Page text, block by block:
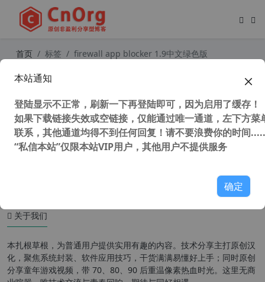
首页 标签 firewall app blocker 1.9中文绿色版
独家自适应系统 Firewall App Blocke
自带防火墙配置软件 批量配置本地防
火墙
关于我们
本扎根草根，为普通用户提供实用有趣的内容。技术分享主打原创汉
化，聚焦系统封装、软件应用技巧，干货满满易懂好上手；同时原创
分享童年游戏视频，带 70、80、90 后重温像素热血时光。这里无商
本站通知
登陆显示不正常，刷新一下再登陆即可，因为启用了缓存！
如果下载链接失效或空链接，仅能通过唯一通道，左下方菜
联系，其他通道均得不到任何回复！请不要浪费你的时间
“私信本站”仅限本站VIP用户，其他用户不提供服务
确定